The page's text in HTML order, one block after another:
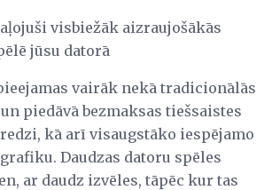
visbiežāk aizraujošākās
jūsu datorā
vairāk nekā tradicionālās
piedāvā bezmaksas tiešsaistes
kā arī visaugstāko iespējamo
Daudzas datoru spēles
ar daudz izvēles, tāpēc kur tas